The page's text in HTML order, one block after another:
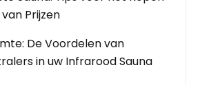
Prijzen
De Voordelen van
in uw Infrarood Sauna